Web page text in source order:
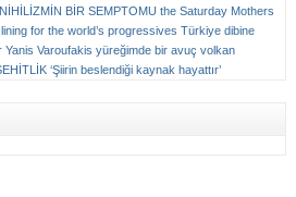
BİR SEMPTOMU the Saturday Mothers
for the world’s progressives Türkiye dibine
Yanis Varoufakis yüreğimde bir avuç volkan
‘Şiirin beslendiği kaynak hayattır’